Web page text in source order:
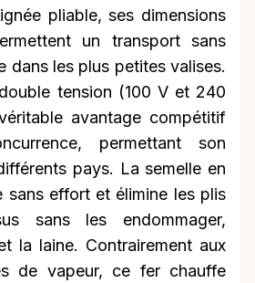
pliable, ses dimensions
un transport sans
dans les plus petites valises.
tension (100 V et 240
avantage compétitif
permettant son
pays. La semelle en
sans effort et élimine les plis
sans les endommager,
la laine. Contrairement aux
de vapeur, ce fer chauffe